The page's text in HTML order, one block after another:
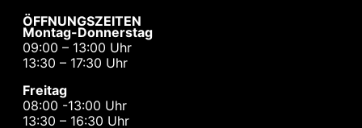
ÖFFNUNGSZEITEN
Montag-Donnerstag
09:00 – 13:00 Uhr
13:30 – 17:30 Uhr
Freitag
08:00 -13:00 Uhr
13:30 – 16:30 Uhr